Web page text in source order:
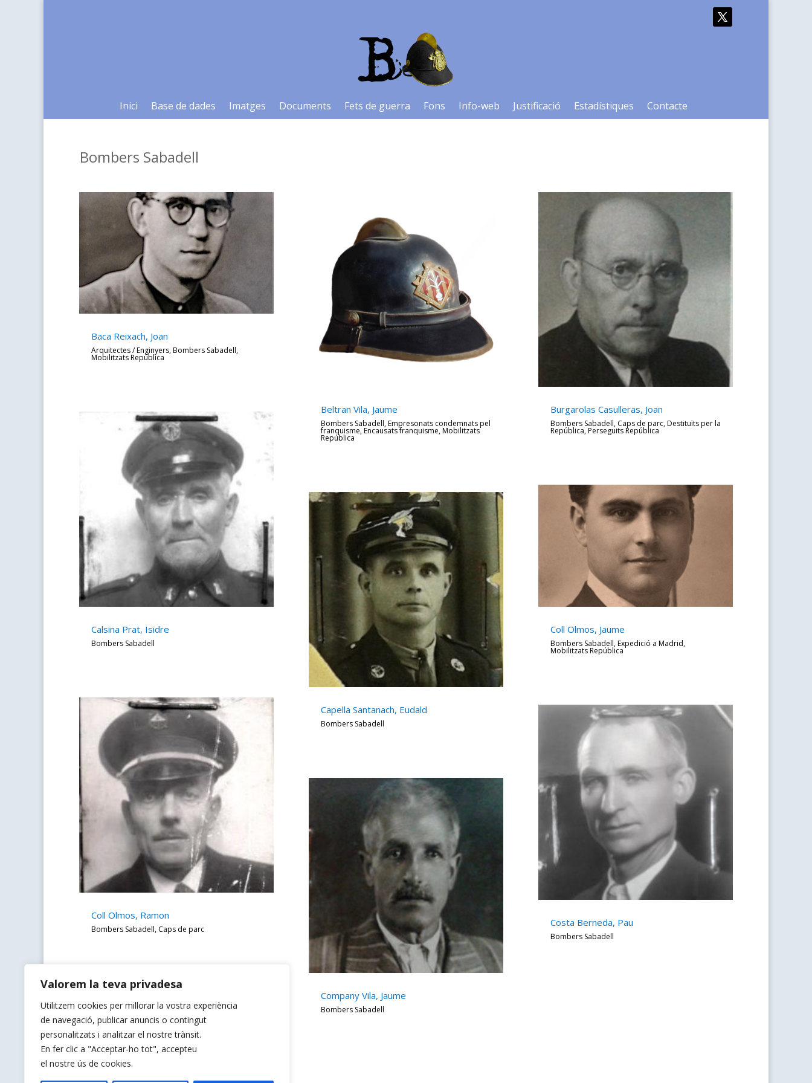
Valorem la teva privadesa
Utilitzem cookies per millorar la vostra experiència
de navegació, publicar anuncis o contingut
personalitzats i analitzar el nostre trànsit.
En fer clic a "Acceptar-ho tot", accepteu
el nostre ús de cookies.
Inici Base de dades Imatges Documents Fets de guerra Fons Info-web Justificació Estadístiques Contacte
Bombers Sabadell
Baca Reixach, Joan
Arquitectes / Enginyers,Bombers Sabadell,
Mobilitzats República
Calsina Prat, Isidre
Bombers Sabadell
Coll Olmos, Ramon
Bombers Sabadell, Caps de parc
Beltran Vila, Jaume
Bombers Sabadell,Empresonats condemnats pel
franquisme,Encausats franquisme,Mobilitzats
República
Capella Santanach, Eudald
Bombers Sabadell
Company Vila, Jaume
Bombers Sabadell
Burgarolas Casulleras, Joan
Bombers Sabadell, Caps de parc,Destituïts per la
República,Perseguits República
Coll Olmos, Jaume
Bombers Sabadell,Expedició a Madrid,
Mobilitzats República
Costa Berneda, Pau
Bombers Sabadell
« Older Entries